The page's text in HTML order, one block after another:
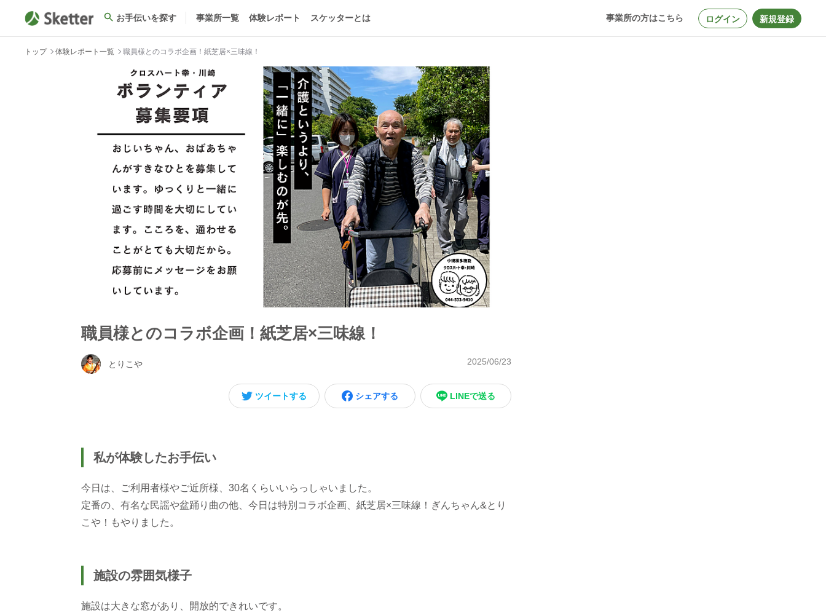
お手伝いを探す 事業所一覧 体験レポート スケッターとは 事業所の方はこちら ログイン 新規登録
トップ 体験レポート一覧 職員様とのコラボ企画！紙芝居×三味線！
職員様とのコラボ企画！紙芝居×三味線！
とりこや 2025/06/23
ツイートする シェアする LINEで送る
私が体験したお手伝い
今日は、ご利用者様やご近所様、30名くらいいらっしゃいました。
定番の、有名な民謡や盆踊り曲の他、今日は特別コラボ企画、紙芝居×三味線！ぎんちゃん&とり
こや！もやりました。
施設の雰囲気様子
施設は大きな窓があり、開放的できれいです。